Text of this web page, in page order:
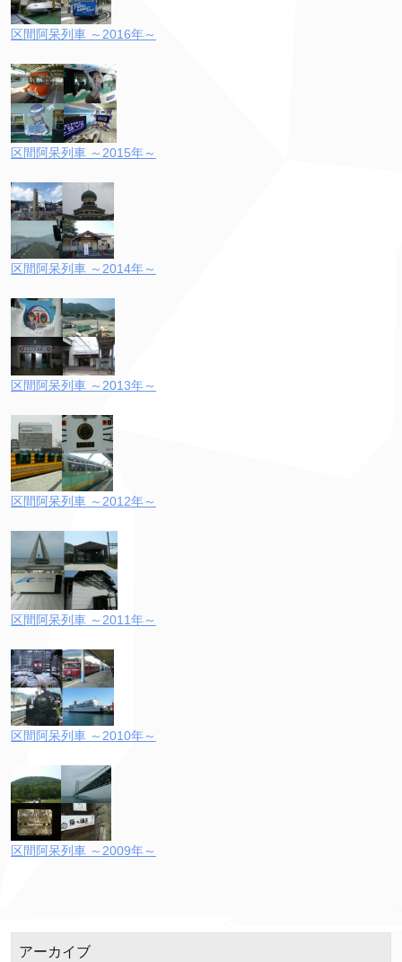
区間阿呆列車 ～2016年～
区間阿呆列車 ～2015年～
区間阿呆列車 ～2014年～
区間阿呆列車 ～2013年～
区間阿呆列車 ～2012年～
区間阿呆列車 ～2011年～
区間阿呆列車 ～2010年～
区間阿呆列車 ～2009年～
アーカイブ